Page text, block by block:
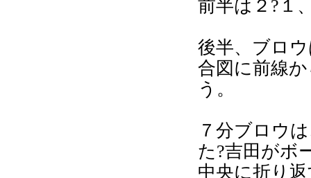
前半は２?１
後半、ブロ
合図に前線
う。
７分ブロウ
た?吉田がボ
中央に折り